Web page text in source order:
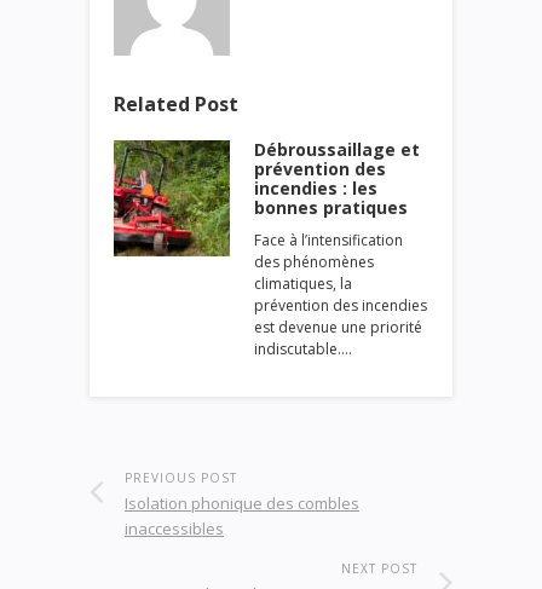
Related Post
Débroussaillage et
prévention des
incendies : les
bonnes pratiques
Face à l’intensification
des phénomènes
climatiques, la
prévention des incendies
est devenue une priorité
indiscutable.…
PREVIOUS POST
Isolation phonique des combles
inaccessibles
NEXT POST